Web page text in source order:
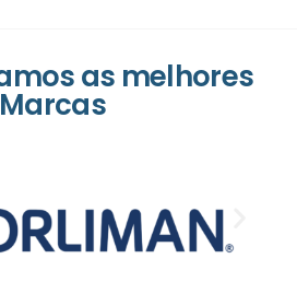
as melhores
Marcas